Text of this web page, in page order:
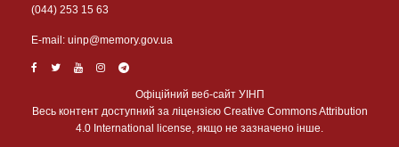
(044) 253 15 63
Е-mail: uinp@memory.gov.ua
Офіційний веб-сайт УІНП
Весь контент доступний за ліцензією Creative Commons Attribution
4.0 International license, якщо не зазначено інше.